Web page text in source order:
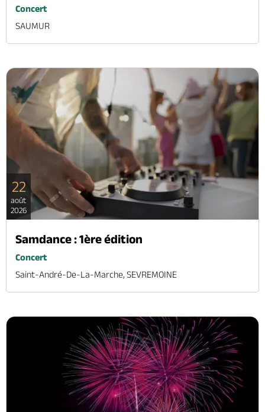
Concert
SAUMUR
22
août
2026
Samdance : 1ère édition
Concert
Saint-André-De-La-Marche, SEVREMOINE